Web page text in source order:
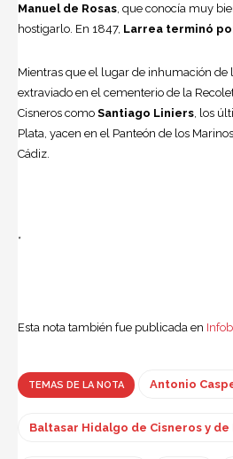
Manuel de Rosas , que conocía muy
hostigarlo. En 1847, Larrea terminó
Mientras que el lugar de inhumación de
extraviado en el cementerio de la
Cisneros como Santiago Liniers , los
Plata, yacen en el Panteón de los
Cádiz.
*
Esta nota también fue publicada en
TEMAS DE LA NOTA Antonio
Baltasar Hidalgo de Cisneros y de